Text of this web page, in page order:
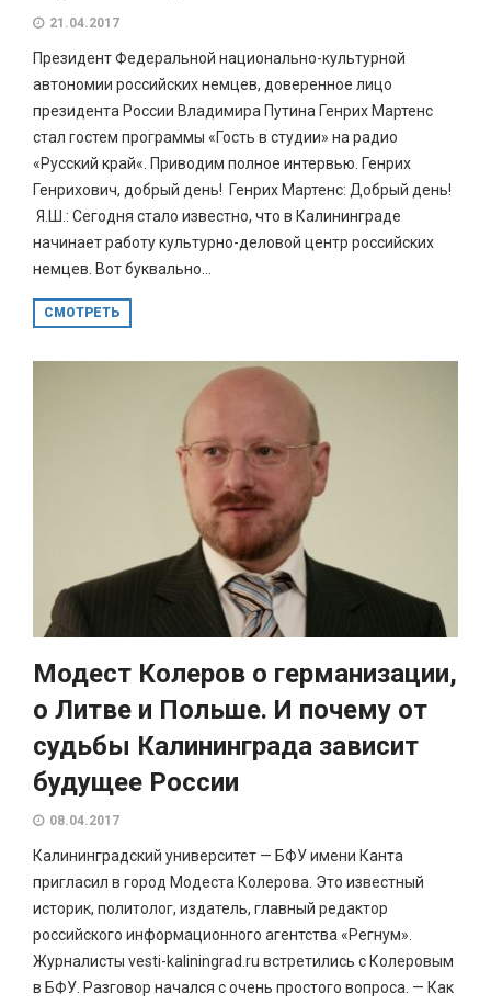
21.04.2017
Президент Федеральной национально-культурной
автономии российских немцев, доверенное лицо
президента России Владимира Путина Генрих Мартенс
стал гостем программы «Гость в студии» на радио
«Русский край«. Приводим полное интервью. Генрих
Генрихович, добрый день! Генрих Мартенс: Добрый день!
Я.Ш.: Сегодня стало известно, что в Калининграде
начинает работу культурно-деловой центр российских
немцев. Вот буквально...
СМОТРЕТЬ
Модест Колеров о германизации,
о Литве и Польше. И почему от
судьбы Калининграда зависит
будущее России
08.04.2017
Калининградский университет — БФУ имени Канта
пригласил в город Модеста Колерова. Это известный
историк, политолог, издатель, главный редактор
российского информационного агентства «Регнум».
Журналисты vesti-kaliningrad.ru встретились с Колеровым
в БФУ. Разговор начался с очень простого вопроса. — Как